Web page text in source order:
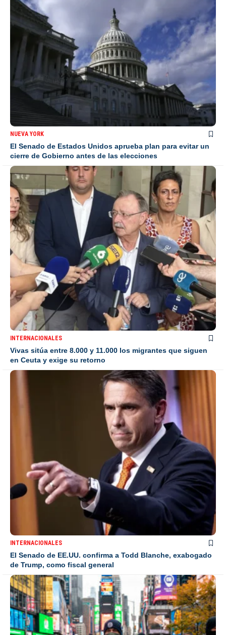
NUEVA YORK
El Senado de Estados Unidos aprueba plan para evitar un
cierre de Gobierno antes de las elecciones
INTERNACIONALES
Vivas sitúa entre 8.000 y 11.000 los migrantes que siguen
en Ceuta y exige su retorno
INTERNACIONALES
El Senado de EE.UU. confirma a Todd Blanche, exabogado
de Trump, como fiscal general